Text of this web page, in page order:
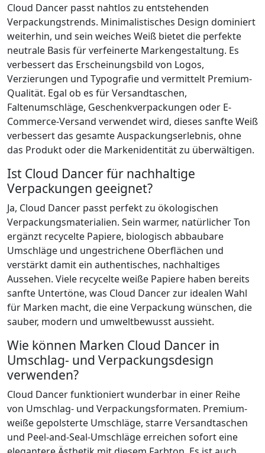
Cloud Dancer passt nahtlos zu entstehenden
Verpackungstrends. Minimalistisches Design dominiert
weiterhin, und sein weiches Weiß bietet die perfekte
neutrale Basis für verfeinerte Markengestaltung. Es
verbessert das Erscheinungsbild von Logos,
Verzierungen und Typografie und vermittelt Premium-
Qualität. Egal ob es für Versandtaschen,
Faltenumschläge, Geschenkverpackungen oder E-
Commerce-Versand verwendet wird, dieses sanfte Weiß
verbessert das gesamte Auspackungserlebnis, ohne
das Produkt oder die Markenidentität zu überwältigen.
Ist Cloud Dancer für nachhaltige
Verpackungen geeignet?
Ja, Cloud Dancer passt perfekt zu ökologischen
Verpackungsmaterialien. Sein warmer, natürlicher Ton
ergänzt recycelte Papiere, biologisch abbaubare
Umschläge und ungestrichene Oberflächen und
verstärkt damit ein authentisches, nachhaltiges
Aussehen. Viele recycelte weiße Papiere haben bereits
sanfte Untertöne, was Cloud Dancer zur idealen Wahl
für Marken macht, die eine Verpackung wünschen, die
sauber, modern und umweltbewusst aussieht.
Wie können Marken Cloud Dancer in
Umschlag- und Verpackungsdesign
verwenden?
Cloud Dancer funktioniert wunderbar in einer Reihe
von Umschlag- und Verpackungsformaten. Premium-
weiße gepolsterte Umschläge, starre Versandtaschen
und Peel-and-Seal-Umschläge erreichen sofort eine